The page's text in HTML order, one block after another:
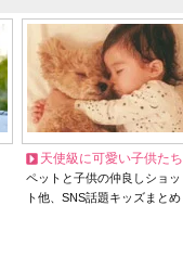
天使級に可愛い子供たち
ペットと子供の仲良しショッ
ト他、SNS話題キッズまとめ